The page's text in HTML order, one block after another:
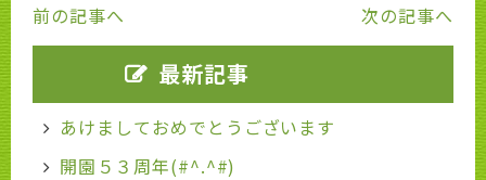
前の記事へ 次の記事へ
最新記事
あけましておめでとうございます
開園５３周年(#^.^#)